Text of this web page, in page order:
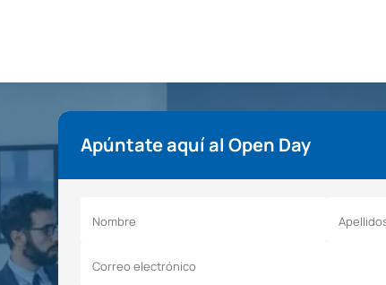
Apúntate aquí al Open Day